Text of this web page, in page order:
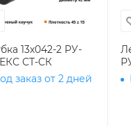
13х042-2 РУ-
СТ-СК
заказ от 2 дней